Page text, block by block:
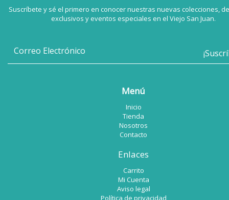
Suscríbete y sé el primero en conocer nuestras nuevas colecciones,
exclusivos y eventos especiales en el Viejo San Juan.
Menú
Inicio
Tienda
Nosotros
Contacto
Enlaces
Carrito
Mi Cuenta
Aviso legal
Política de privacidad